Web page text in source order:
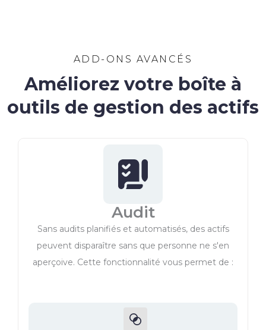
ADD-ONS AVANCÉS
Améliorez votre boîte à
outils de gestion des actifs
Audit
Sans audits planifiés et automatisés, des actifs
peuvent disparaître sans que personne ne s'en
aperçoive. Cette fonctionnalité vous permet de :